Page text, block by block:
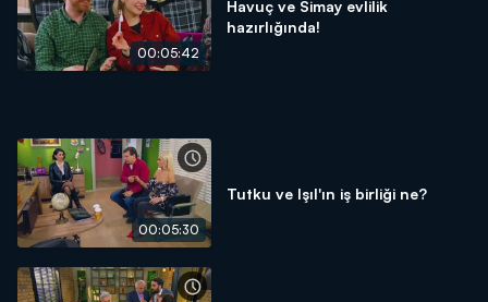
00:05:42
Havuç ve Simay evlilik
hazırlığında!
00:05:30
Tutku ve Işıl'ın iş birliği ne?